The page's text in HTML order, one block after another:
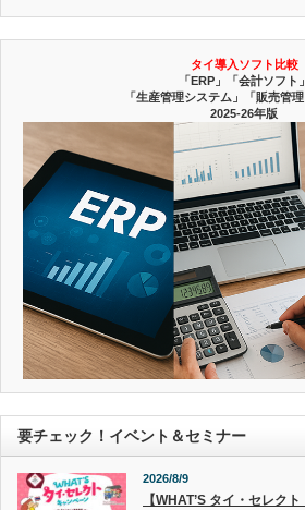
タイ導入ソフト比較
「ERP」「会計ソフト」
「生産管理システム」「販売管理
2025-26年版
要チェック！イベント＆セミナー
2026/8/9
【WHAT’S タイ・セレク